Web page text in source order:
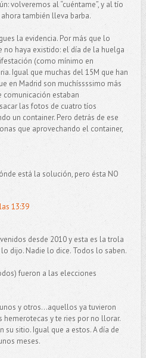
volveremos al “cuéntame”, y al tío
también lleva barba.
la evidencia. Por más que lo
no haya existido: el día de la huelga
(como mínimo en
Igual que muchas del 15M que han
en Madrid son muchíssssimo más
comunicación estaban
las fotos de cuatro tíos
un container. Pero detrás de ese
que aprovechando el container,
está la solución, pero ésta NO
13:39
desde 2010 y esta es la trola
dijo. Nadie lo dice. Todos lo saben.
fueron a las elecciones
y otros...aquellos ya tuvieron
hemerotecas y te ries por no llorar.
su sitio. Igual que a estos. A día de
meses.